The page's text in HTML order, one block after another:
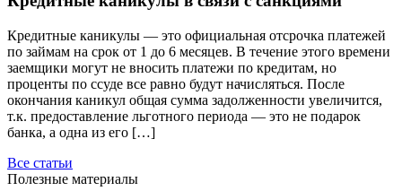
Кредитные каникулы — это официальная отсрочка платежей
по займам на срок от 1 до 6 месяцев. В течение этого времени
заемщики могут не вносить платежи по кредитам, но
проценты по ссуде все равно будут начисляться. После
окончания каникул общая сумма задолженности увеличится,
т.к. предоставление льготного периода — это не подарок
банка, а одна из его […]
Все статьи
Полезные материалы